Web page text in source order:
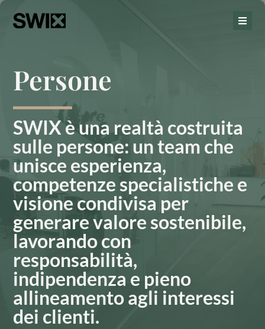
Persone
SWIX è una realtà costruita
sulle persone: un team che
unisce esperienza,
competenze specialistiche e
visione condivisa per
generare valore sostenibile,
lavorando con
responsabilità,
indipendenza e pieno
allineamento agli interessi
dei clienti.